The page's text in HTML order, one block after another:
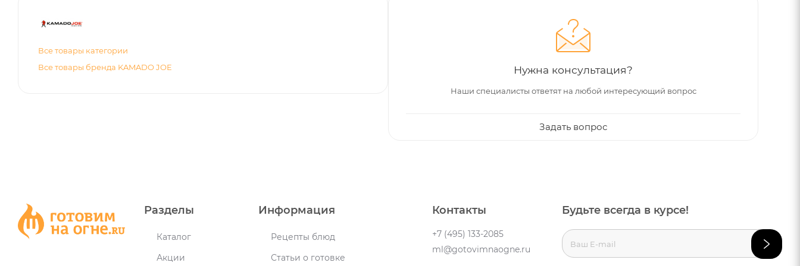
Все товары категории
Все товары бренда KAMADO JOE
Нужна консультация?
Наши специалисты ответят на любой интересующий вопрос
Задать вопрос
Разделы
Каталог
Акции
Информация
Рецепты блюд
Статьи о готовке
Контакты
+7 (495) 133-2085
ml@gotovimnaogne.ru
Будьте всегда в курсе!